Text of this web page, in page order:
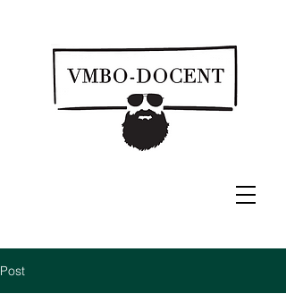
Post